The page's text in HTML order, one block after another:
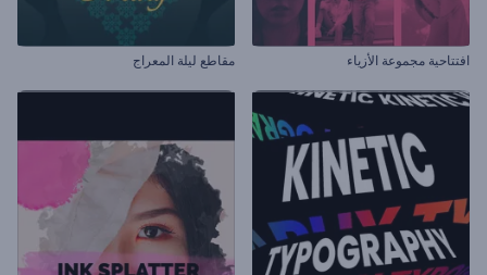
افتتاحية مجموعة الأزياء مقاطع ليلة المعراج